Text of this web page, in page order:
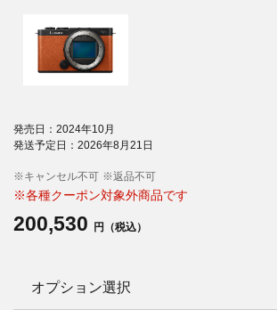
発売日：2024年10月
発送予定日：2026年8月21日
※キャンセル不可 ※返品不可
※各種クーポン対象外商品です
200,530 円（税込）
オプション選択